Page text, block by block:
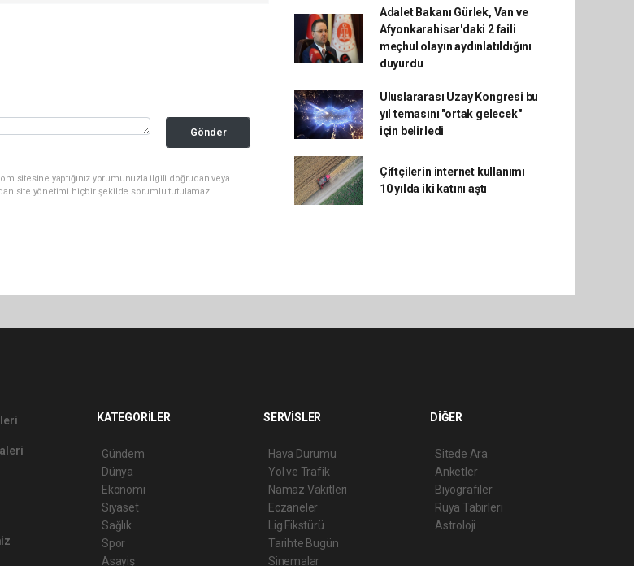
Gönder
sitesine yaptığınız yorumunuzla ilgili doğrudan veya
site yönetimi hiçbir şekilde sorumlu tutulamaz.
Adalet Bakanı Gürlek, Van ve
Afyonkarahisar'daki 2 faili
meçhul olayın aydınlatıldığını
duyurdu
Uluslararası Uzay Kongresi bu
yıl temasını "ortak gelecek"
için belirledi
Çiftçilerin internet kullanımı
10 yılda iki katını aştı
KATEGORİLER
Gündem
Dünya
Ekonomi
Siyaset
Sağlık
Spor
Asayiş
SERVİSLER
Hava Durumu
Yol ve Trafik
Namaz Vakitleri
Eczaneler
Lig Fikstürü
Tarihte Bugün
Sinemalar
DİĞER
Sitede Ara
Anketler
Biyografiler
Rüya Tabirleri
Astroloji